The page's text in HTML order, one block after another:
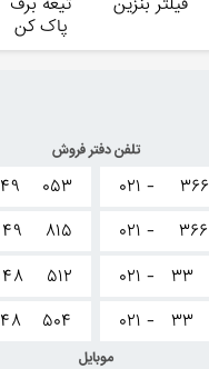
پاک کن
تلفن دفتر فروش
۰۲۱ - ۳۶۶
۰۲۱ -
۳۶۶
۰۲۱ -
۳۳
۰۲۱ -
۳۳
۴۹
۰۵۳
۴۹
۸۱۵
۴۸
۵۱۲
۴۸ ۵۰۴
موبایل